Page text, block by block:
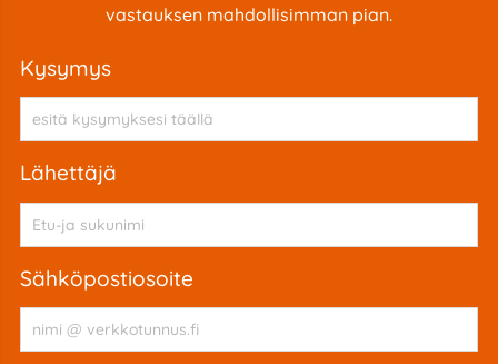
vastauksen mahdollisimman pian.
kysymys
Lähettäjä
sähköpostiosoite